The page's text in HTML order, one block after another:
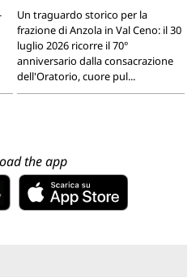
Un traguardo storico per la
frazione di Anzola in Val Ceno: il 30
luglio 2026 ricorre il 70°
anniversario dalla consacrazione
dell'Oratorio, cuore pul...
the app